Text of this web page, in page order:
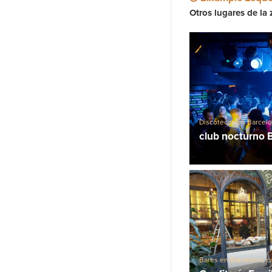
Otros lugares de la
Discotecas en
club nocturno
Bares en Barcelona,